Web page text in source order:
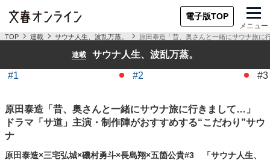
電子版TOP
メニュー
TOP 連載 サウナ人生、波乱万蒸。 原田泰造「昔、奥さんと一緒にサウナ旅
連載 サウナ人生、波乱万蒸。
#1 #2 #3
原田泰造「昔、奥さんと一緒にサウナ旅に行きまして…」
ドラマ「サ道」主演・制作陣がおすすめする“こだわり”サウ
ナ
原田泰造×三宅弘城×磯村勇斗×長島翔×五箇公貴#3 「サウナ人生、